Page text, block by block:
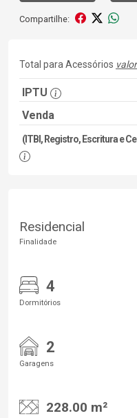
Compartilhe:
Total para Acessórios
IPTU
Venda
(ITBI, Registro, Escritura e
Residencial
Finalidade
4
Dormitórios
2
Garagens
228.00 m²